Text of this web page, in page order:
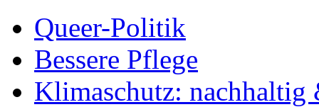
Queer-Politik
Bessere Pflege
Klimaschutz: nachhaltig